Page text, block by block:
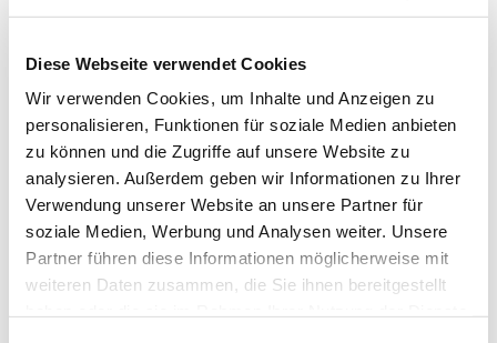
Diese Webseite verwendet Cookies
Wir verwenden Cookies, um Inhalte und Anzeigen zu
personalisieren, Funktionen für soziale Medien anbieten
zu können und die Zugriffe auf unsere Website zu
analysieren. Außerdem geben wir Informationen zu Ihrer
Verwendung unserer Website an unsere Partner für
soziale Medien, Werbung und Analysen weiter. Unsere
Partner führen diese Informationen möglicherweise mit
weiteren Daten zusammen, die Sie ihnen bereitgestellt